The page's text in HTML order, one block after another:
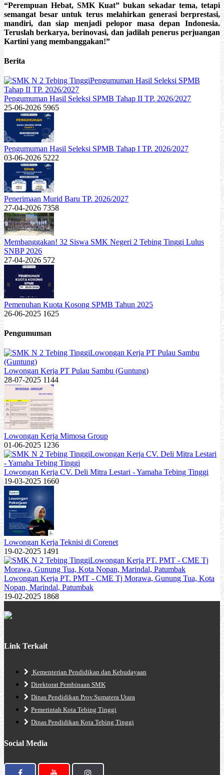
“Perempuan Hebat, SMK Kuat” bukan sekadar tema, tetapi
semangat besar untuk terus melahirkan generasi berprestasi,
mandiri, dan siap menjadi pelopor masa depan Indonesia.
Teruslah berkarya, berinovasi, dan jadilah penerus perjuangan
Kartini yang membanggakan!”
Berita
Pengumuman Hasil Seleksi SPMB Tahap II TP. 2026/2027
25-06-2026 5965
Pengumuman Hasil Seleksi SPMB Tahap I TP. 2026/2027
03-06-2026 5222
Penerimaan Murid Baru TP. 2026/2027
27-04-2026 7358
Membanggakan! 32 Siswa SMK Negeri 2 Tebing Tinggi Lulus
SNBP 2026
27-04-2026 572
Pemenuhan Kuota Kosong SPMB Tahun 2025
26-06-2025 1625
Pengumuman
Lowongan Kerja PT Pulau Sambu (Guntung)
28-07-2025 1144
Lowongan Kerja Mimosa Group
01-06-2025 1236
Lowongan Kerja CV. Deli Mitra Lestari - Yamaha Tebing Tinggi
19-03-2025 1660
Lowongan Kerja Teknisi di Corenet
19-02-2025 1491
Lowongan Kerja PT. PMT - CME Tj Morawa, Gunung Tua, Kota
Nopan, Marindal, Patumbak
19-02-2025 1868
Link Terkait
Kementerian Pendidikan dan Kebudayaan
Direktorat Pembinaan SMK
Dinas Pendidikan Prov.Sumatera Utara
Pemerintah Kota Tebing Tinggi
Dinas Pendidikan Kota Tebing Tinggi
Social Media